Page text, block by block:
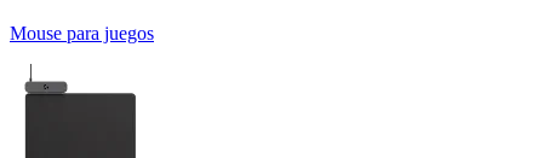
Mouse para juegos